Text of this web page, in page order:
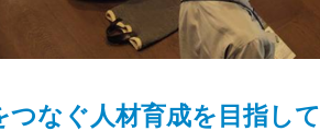
つなぐ人材育成を目指して